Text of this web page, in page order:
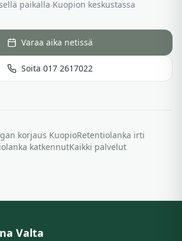
paikalla Kuopion keskustassa
Varaa aika netissä
Soita 017 2617022
korjaus KuopioRetentiolanka irti
katkennutKaikki palvelut
Valta